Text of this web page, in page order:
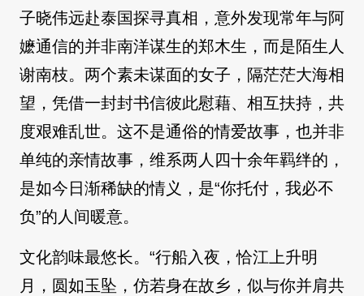
子晓伟远赴泰国探寻真相，意外发现常年与阿
嬷通信的并非南洋谋生的郑木生，而是陌生人
谢南枝。两个素未谋面的女子，隔茫茫大海相
望，凭借一封封书信彼此慰藉、相互扶持，共
度艰难乱世。这不是通俗的情爱故事，也并非
单纯的亲情故事，维系两人四十余年羁绊的，
是如今日渐稀缺的情义，是“你托付，我必不
负”的人间暖意。
文化韵味最悠长。“行船入夜，恰江上升明
月，圆如玉坠，仿若身在故乡，似与你并肩共